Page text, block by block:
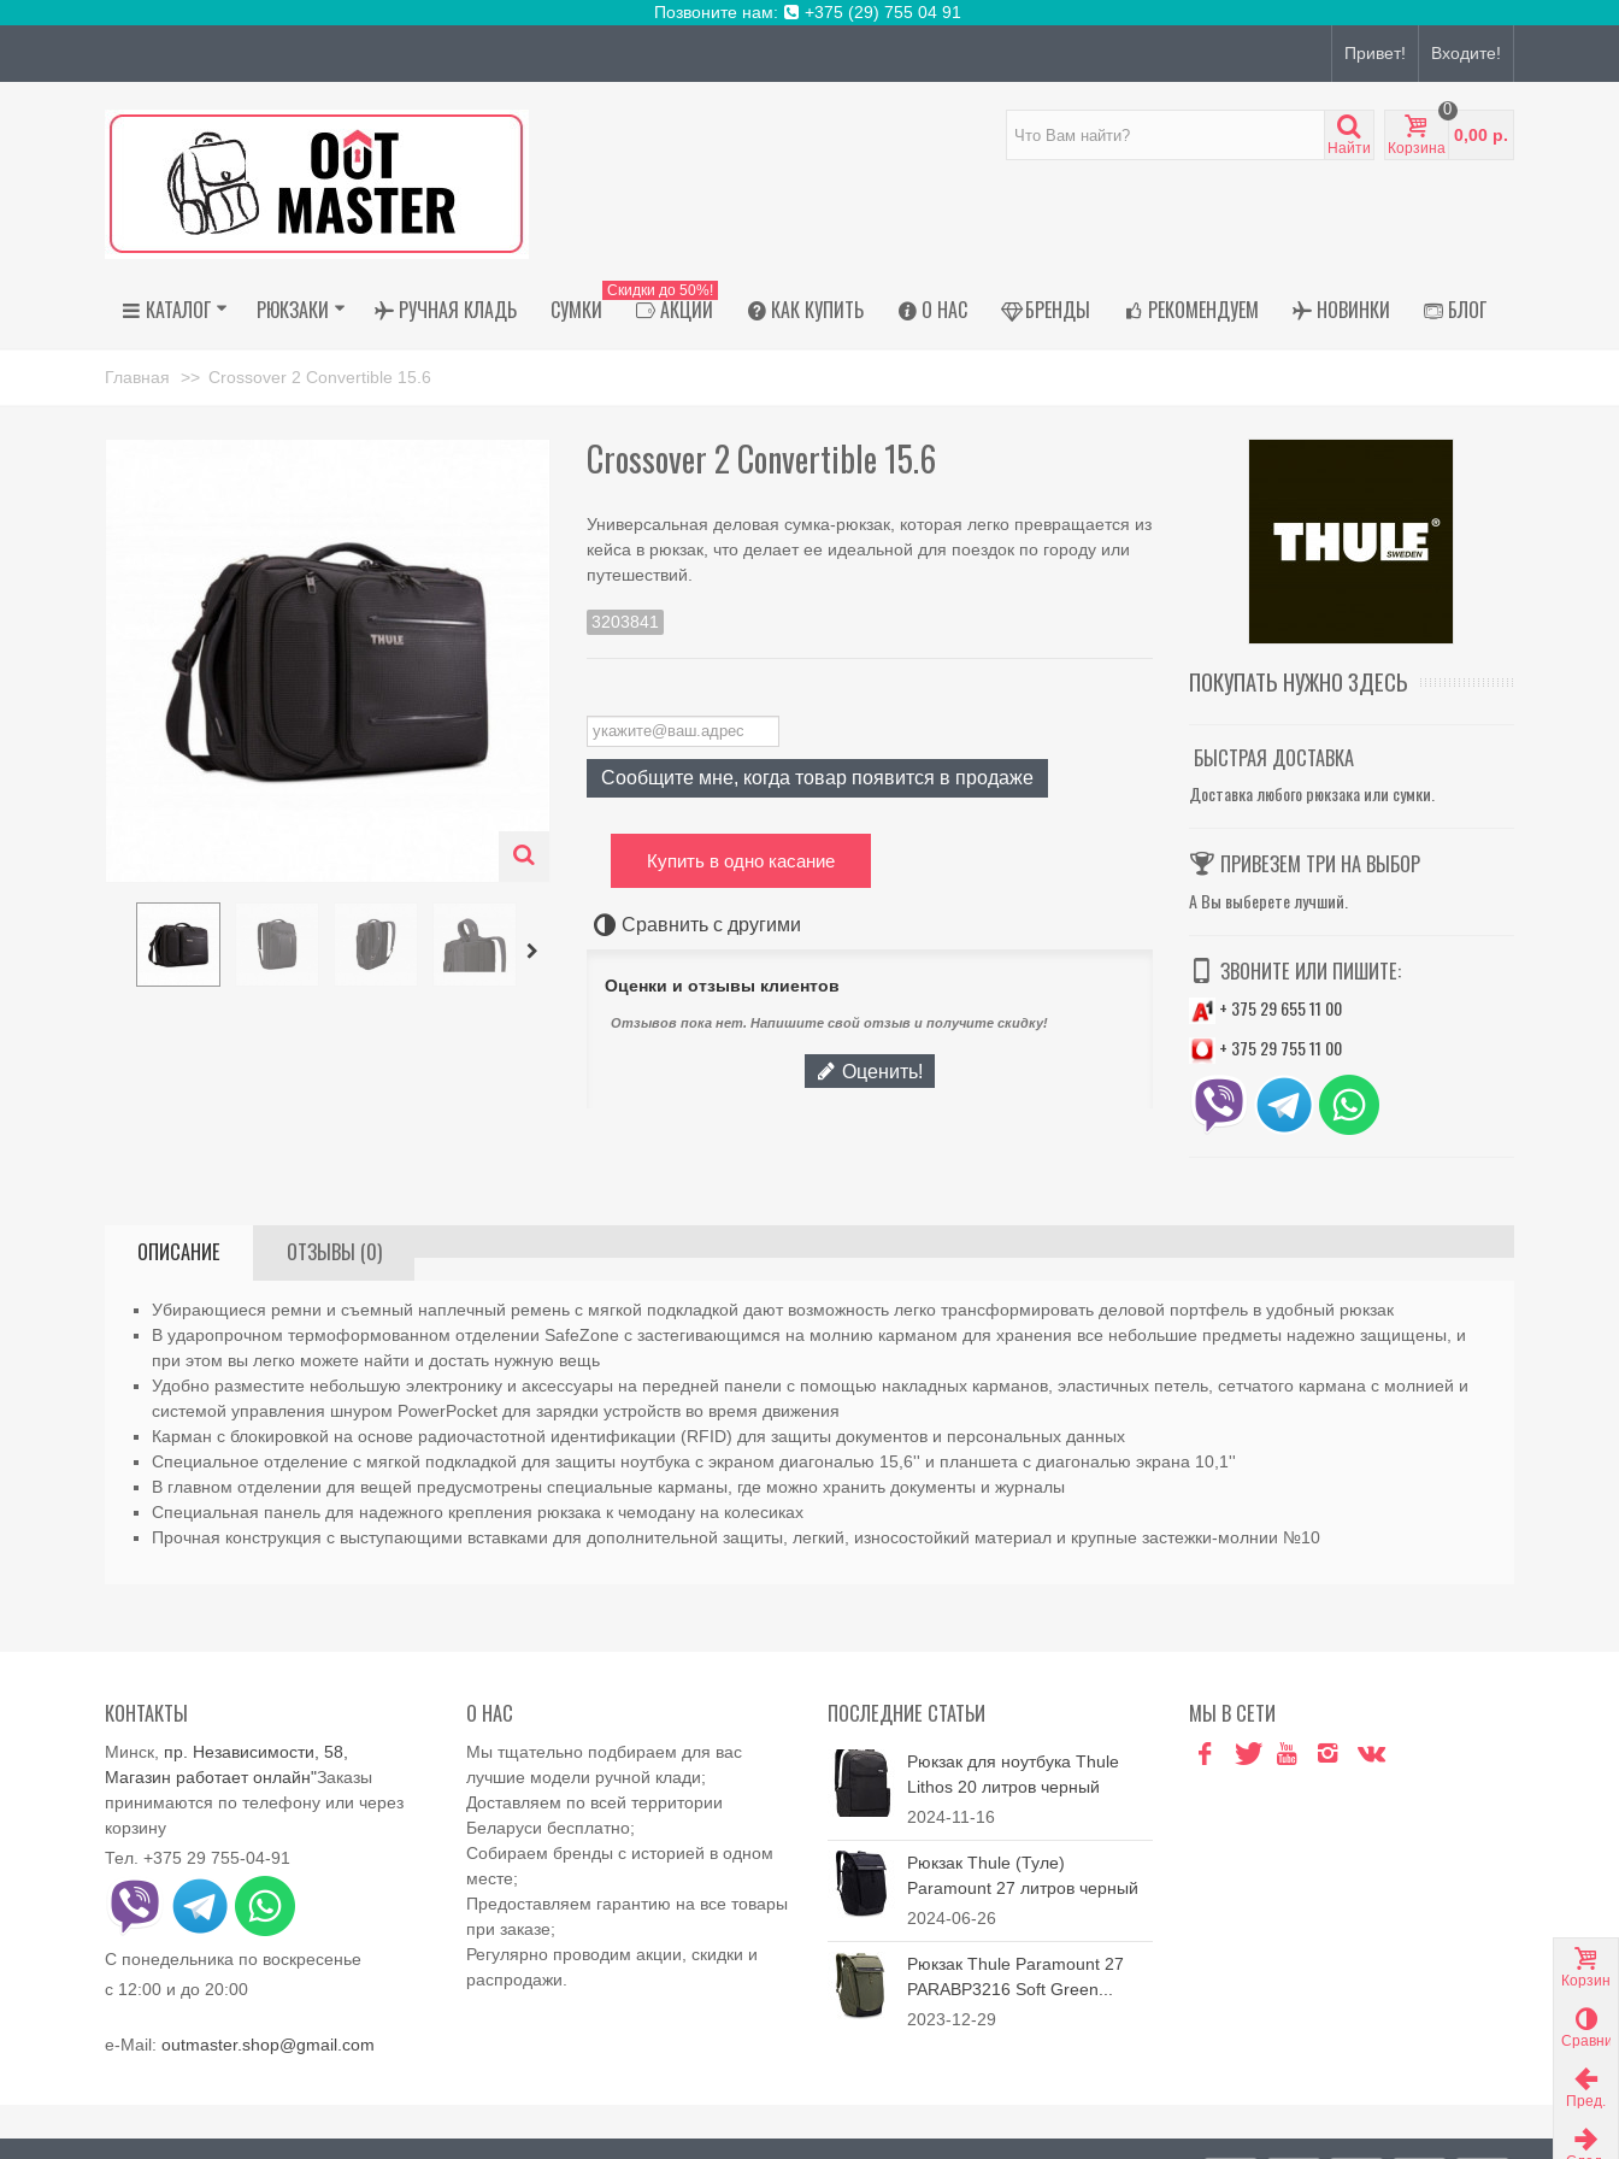
Позвоните нам: +375 (29) 755 04 91
Привет! Входите!
Найти Корзина
0
0,00 р.
КАТАЛОГ РЮКЗАКИ РУЧНАЯ КЛАДЬ СУМКИ АКЦИИ
Скидки до 50%!
КАК КУПИТЬ О НАС БРЕНДЫ РЕКОМЕНДУЕМ НОВИНКИ БЛОГ
Главная >> Crossover 2 Convertible 15.6
Crossover 2 Convertible 15.6
Универсальная деловая сумка-рюкзак, которая легко превращается из
кейса в рюкзак, что делает ее идеальной для поездок по городу или
путешествий.
3203841
Сообщите мне, когда товар появится в продаже
Купить в одно касание
Сравнить с другими
Оценки и отзывы клиентов
Отзывов пока нет. Напишите свой отзыв и получите скидку!
Оценить!
ПОКУПАТЬ НУЖНО ЗДЕСЬ
БЫСТРАЯ ДОСТАВКА
Доставка любого рюкзака или сумки.
ПРИВЕЗЕМ ТРИ НА ВЫБОР
А Вы выберете лучший.
ЗВОНИТЕ ИЛИ ПИШИТЕ:
+ 375 29 655 11 00
+ 375 29 755 11 00
ОПИСАНИЕ ОТЗЫВЫ (0)
Убирающиеся ремни и съемный наплечный ремень с мягкой подкладкой дают возможность легко трансформировать деловой портфель в удобный рюкзак
В ударопрочном термоформованном отделении SafeZone с застегивающимся на молнию карманом для хранения все небольшие предметы надежно защищены, и
при этом вы легко можете найти и достать нужную вещь
Удобно разместите небольшую электронику и аксессуары на передней панели с помощью накладных карманов, эластичных петель, сетчатого кармана с молнией и
системой управления шнуром PowerPocket для зарядки устройств во время движения
Карман с блокировкой на основе радиочастотной идентификации (RFID) для защиты документов и персональных данных
Специальное отделение с мягкой подкладкой для защиты ноутбука с экраном диагональю 15,6'' и планшета с диагональю экрана 10,1''
В главном отделении для вещей предусмотрены специальные карманы, где можно хранить документы и журналы
Специальная панель для надежного крепления рюкзака к чемодану на колесиках
Прочная конструкция с выступающими вставками для дополнительной защиты, легкий, износостойкий материал и крупные застежки-молнии №10
КОНТАКТЫ
Минск, пр. Независимости, 58,
Магазин работает онлайн"Заказы
принимаются по телефону или через
корзину
Тел. +375 29 755-04-91
С понедельника по воскресенье
с 12:00 и до 20:00
e-Mail: outmaster.shop@gmail.com
О НАС
Мы тщательно подбираем для вас
лучшие модели ручной клади;
Доставляем по всей территории
Беларуси бесплатно;
Собираем бренды с историей в одном
месте;
Предоставляем гарантию на все товары
при заказе;
Регулярно проводим акции, скидки и
распродажи.
ПОСЛЕДНИЕ СТАТЬИ
Рюкзак для ноутбука Thule
Lithos 20 литров черный
2024-11-16
Рюкзак Thule (Туле)
Paramount 27 литров черный
2024-06-26
Рюкзак Thule Paramount 27
PARABP3216 Soft Green...
2023-12-29
МЫ В СЕТИ
Корзина
Пред.